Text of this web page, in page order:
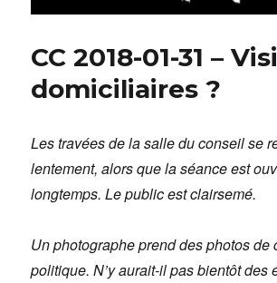
CC 2018-01-31 –
domiciliaires ?
Les travées de la salle du conseil se
lentement, alors que la séance est
longtemps. Le public est clairsemé.
Un photographe prend des photos de
politique. N’y aurait-il pas bientôt des